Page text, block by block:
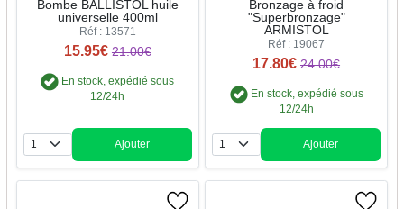
Bombe BALLISTOL huile
universelle 400ml
Réf : 13571
15.95€ 21.00€
En stock, expédié sous
12/24h
Quantité
Ajouter
Bronzage à froid
"Superbronzage"
ARMISTOL
Réf : 19067
17.80€ 24.00€
En stock, expédié sous
12/24h
Quantité
Ajouter